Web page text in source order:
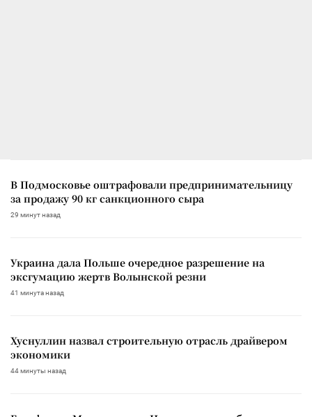
В Подмосковье оштрафовали предпринимательницу
за продажу 90 кг санкционного сыра
29 минут назад
Украина дала Польше очередное разрешение на
эксгумацию жертв Волынской резни
41 минута назад
Хуснуллин назвал строительную отрасль драйвером
экономики
44 минуты назад